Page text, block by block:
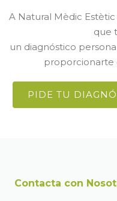
A Natural Mèdic
que
un diagnóstico
proporcionarte
PIDE TU
Contacta con